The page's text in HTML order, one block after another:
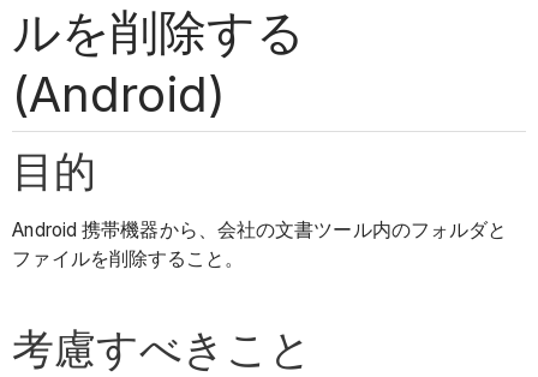
ルを削除する
(Android)
目的
Android 携帯機器から、会社の文書ツール内のフォルダと
ファイルを削除すること。
考慮すべきこと